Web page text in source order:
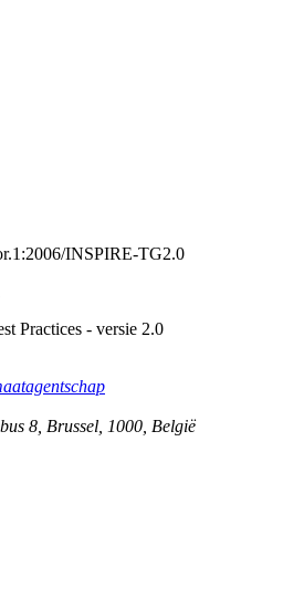
INSPIRE-TG2.0
Practices - versie 2.0
8 Brussel 1000 België